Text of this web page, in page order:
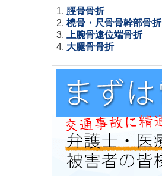
脛骨骨折
橈骨・尺骨骨幹部骨折
上腕骨遠位端骨折
大腿骨骨折